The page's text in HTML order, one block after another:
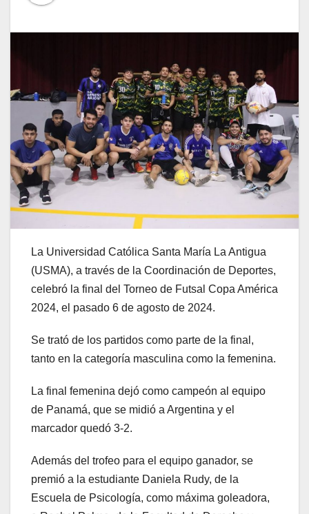
La Universidad Católica Santa María La Antigua
(USMA), a través de la Coordinación de Deportes,
celebró la final del Torneo de Futsal Copa América
2024, el pasado 6 de agosto de 2024.
Se trató de los partidos como parte de la final,
tanto en la categoría masculina como la femenina.
La final femenina dejó como campeón al equipo
de Panamá, que se midió a Argentina y el
marcador quedó 3-2.
Además del trofeo para el equipo ganador, se
premió a la estudiante Daniela Rudy, de la
Escuela de Psicología, como máxima goleadora,